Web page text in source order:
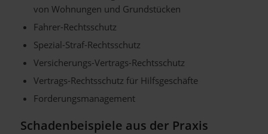
von Wohnungen und Grundstücken
Fahrer-Rechtsschutz
Spezial-Straf-Rechtsschutz
Versicherungs-Vertrags-Rechtsschutz
Vertrags-Rechtsschutz für Hilfsgeschäfte
Forderungsmanagement
Schadenbeispiele aus der Praxis